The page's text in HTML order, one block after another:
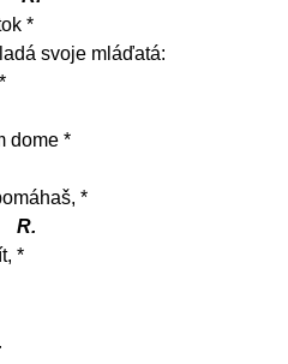
*
svoje mláďatá:
dome *
*
R.
*